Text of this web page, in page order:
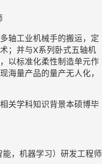
轴工业机械手的搬运，定
；并与X系列卧式五轴机
以标准化柔性制造单元作
海量产品的量产无人化，
关学科知识背景本硕博毕
，机器学习）研发工程师